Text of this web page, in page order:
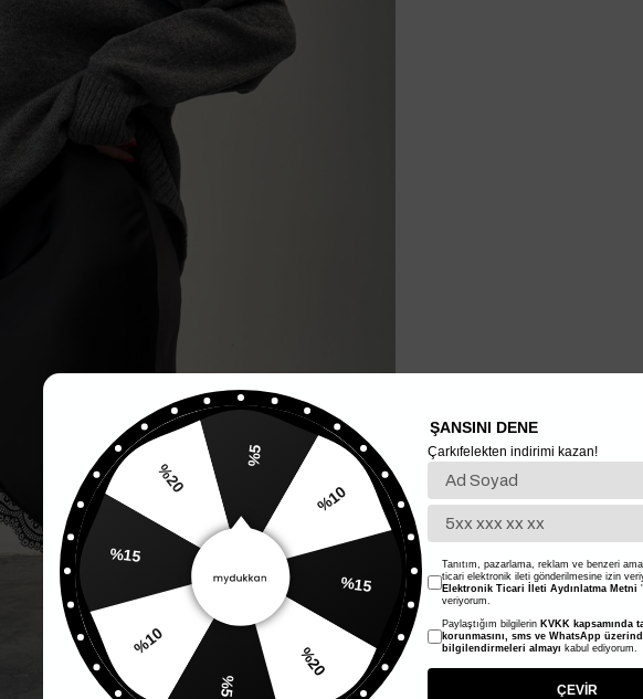
%10
%20
%10
%20
ŞANSINI DENE
Çarkıfelekten indirimi kazan!
Tanıtım, pazarlama, reklam ve benzeri
ticari elektronik ileti gönderilmesine izin
Elektronik Ticari İleti Aydınlatma Metni
veriyorum.
Paylaştığım bilgilerin KVKK kapsamında
korunmasını, sms ve WhatsApp
bilgilendirmeleri almayı kabul ediyorum.
ÇEVİR